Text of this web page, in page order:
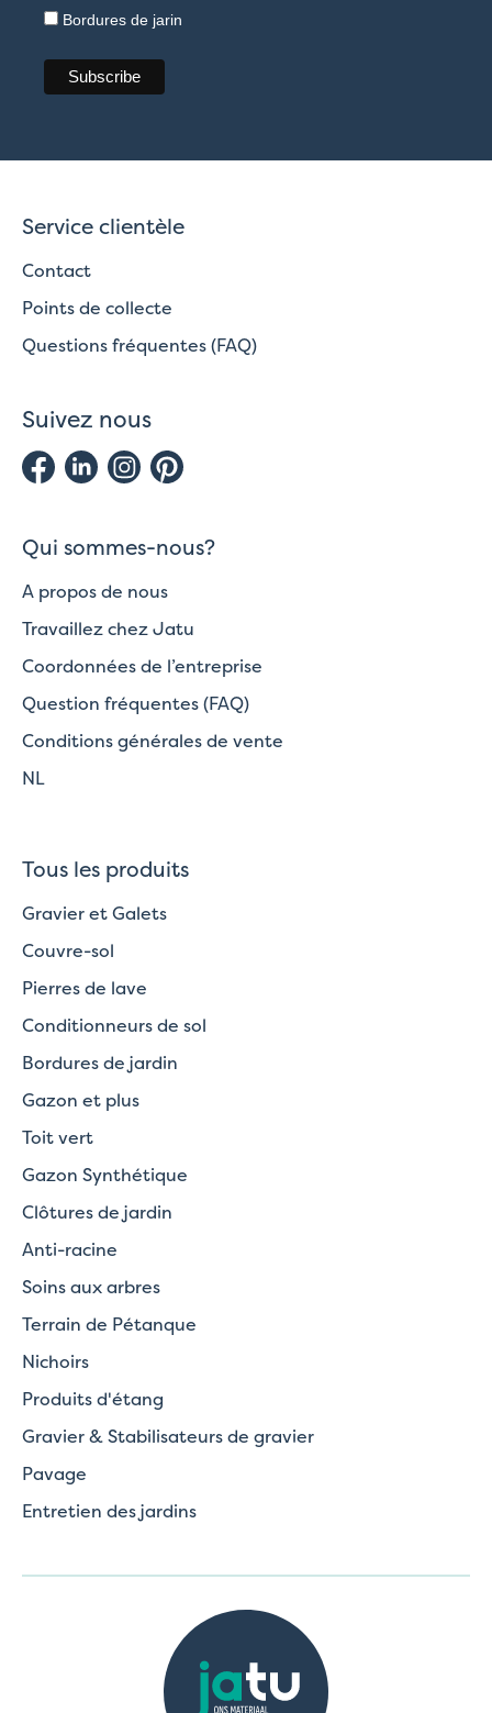
Bordures de jarin
Service clientèle
Contact
Points de collecte
Questions fréquentes (FAQ)
Suivez nous
Qui sommes-nous?
A propos de nous
Travaillez chez Jatu
Coordonnées de l’entreprise
Question fréquentes (FAQ)
Conditions générales de vente
NL
Tous les produits
Gravier et Galets
Couvre-sol
Pierres de lave
Conditionneurs de sol
Bordures de jardin
Gazon et plus
Toit vert
Gazon Synthétique
Clôtures de jardin
Anti-racine
Soins aux arbres
Terrain de Pétanque
Nichoirs
Produits d'étang
Gravier & Stabilisateurs de gravier
Pavage
Entretien des jardins